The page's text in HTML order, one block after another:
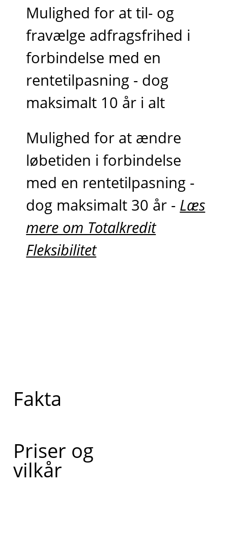
Mulighed for at til- og
fravælge adfragsfrihed i
forbindelse med en
rentetilpasning - dog
maksimalt 10 år i alt
Mulighed for at ændre
løbetiden i forbindelse
med en rentetilpasning -
dog maksimalt 30 år - Læs
mere om Totalkredit
Fleksibilitet
Fakta
Priser og
vilkår